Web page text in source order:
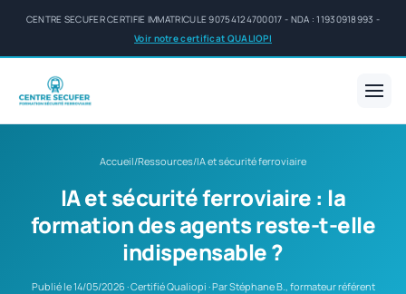
CENTRE SECUFER CERTIFIE IMMATRICULE 90754124700017 - NDA : 11930918993 -
Voir notre certificat QUALIOPI
Accueil/Ressources/IA et sécurité ferroviaire
IA et sécurité ferroviaire : la
formation des agents reste-t-elle
indispensable ?
Publié le 14/05/2026 · Certifié Qualiopi · Par Stéphane B., formateur référent